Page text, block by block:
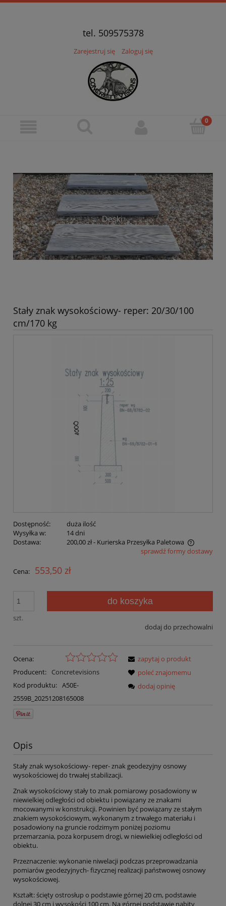
tel. 509575378
Zarejestruj się Zaloguj się
Deski
Stały znak wysokościowy- reper: 20/30/100
cm/170 kg
Dostępność:
duża ilość
Wysyłka w:
14 dni
Dostawa:
200,00 zł- Kurierska Przesyłka Paletowa
Cena nie zawiera ewentualnych kosztów płatnościsprawdź formy dostawy
Cena: 553,50 zł
szt.
do koszyka
dodaj do przechowalni
Ocena:
Producent:
Concretevisions
Kod produktu: A50E-
2559B_20251208165008
zapytaj o produkt
poleć znajomemu
dodaj opinię
Opis
Stały znak wysokościowy- reper- znak geodezyjny osnowy
wysokościowej do trwałej stabilizacji.
Znak wysokościowy stały to znak pomiarowy posadowiony w
niewielkiej odległości od obiektu i powiązany ze znakami
mocowanymi w konstrukcji. Powinien być powiązany ze stałym
znakiem wysokościowym, wykonanym z trwałego materiału i
posadowiony na gruncie rodzimym poniżej poziomu
przemarzania, poza korpusem drogi, w niewielkiej odległości od
obiektu.
Przeznaczenie: wykonanie niwelacji podczas przeprowadzania
pomiarów geodezyjnych- fizycznej realizacji państwowej osnowy
wysokościowej.
Kształt: ścięty ostrosłup o podstawie górnej 20 cm, podstawie
dolnej 30 cm i wysokości 100 cm. Na górnej podstawie nabity